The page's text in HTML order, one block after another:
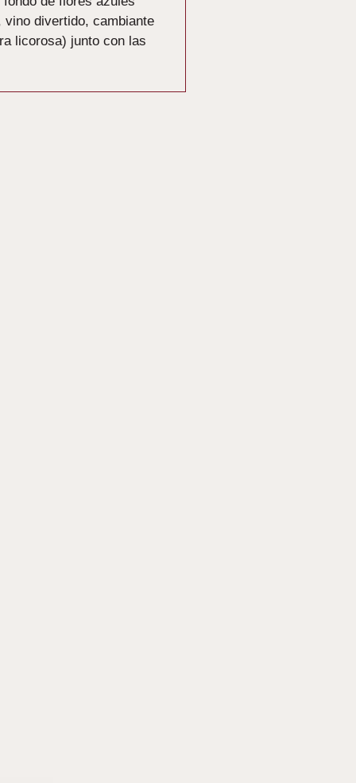
divertido, cambiante
licorosa) junto con las